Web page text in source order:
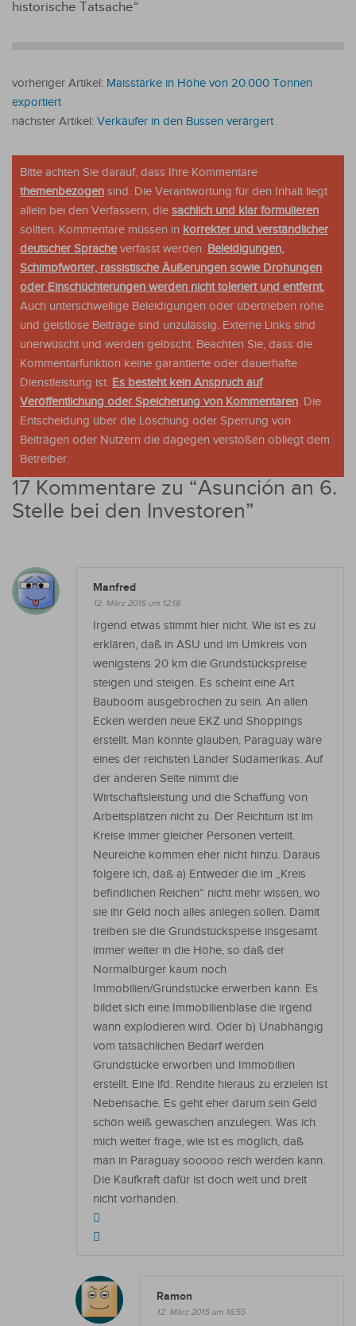
historische Tatsache“
vorheriger Artikel: Maisstärke in Höhe von 20.000 Tonnen
exportiert
nächster Artikel: Verkäufer in den Bussen verärgert
Bitte achten Sie darauf, dass Ihre Kommentare
themenbezogen sind. Die Verantwortung für den Inhalt liegt
allein bei den Verfassern, die sachlich und klar formulieren
sollten. Kommentare müssen in korrekter und verständlicher
deutscher Spracheverfasst werden. Beleidigungen,
Schimpfwörter, rassistische Äußerungen sowie Drohungen
oder Einschüchterungen werden nicht toleriert und entfernt.
Auch unterschwellige Beleidigungen oder übertrieben rohe
und geistlose Beiträge sind unzulässig. Externe Links sind
unerwüscht und werden gelöscht. Beachten Sie, dass die
Kommentarfunktion keine garantierte oder dauerhafte
Dienstleistung ist. Es besteht kein Anspruch auf
Veröffentlichung oder Speicherung von Kommentaren. Die
Entscheidung über die Löschung oder Sperrung von
Beiträgen oder Nutzern die dagegen verstoßen obliegt dem
Betreiber.
17 Kommentare zu “Asunción an 6.
Stelle bei den Investoren”
Manfred
12. März 2015 um 12:18
Irgend etwas stimmt hier nicht. Wie ist es zu
erklären, daß in ASU und im Umkreis von
wenigstens 20 km die Grundstückspreise
steigen und steigen. Es scheint eine Art
Bauboom ausgebrochen zu sein. An allen
Ecken werden neue EKZ und Shoppings
erstellt. Man könnte glauben, Paraguay wäre
eines der reichsten Länder Südamerikas. Auf
der anderen Seite nimmt die
Wirtschaftsleistung und die Schaffung von
Arbeitsplätzen nicht zu. Der Reichtum ist im
Kreise immer gleicher Personen verteilt.
Neureiche kommen eher nicht hinzu. Daraus
folgere ich, daß a) Entweder die im „Kreis
befindlichen Reichen“ nicht mehr wissen, wo
sie ihr Geld noch alles anlegen sollen. Damit
treiben sie die Grundstückspeise insgesamt
immer weiter in die Höhe, so daß der
Normalbürger kaum noch
Immobilien/Grundstücke erwerben kann. Es
bildet sich eine Immobilienblase die irgend
wann explodieren wird. Oder b) Unabhängig
vom tatsächlichen Bedarf werden
Grundstücke erworben und Immobilien
erstellt. Eine lfd. Rendite hieraus zu erzielen ist
Nebensache. Es geht eher darum sein Geld
schön weiß gewaschen anzulegen. Was ich
mich weiter frage, wie ist es möglich, daß
man in Paraguay sooooo reich werden kann.
Die Kaufkraft dafür ist doch weit und breit
nicht vorhanden.
Ramon
12. März 2015 um 16:55